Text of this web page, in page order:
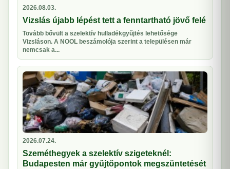
2026.08.03.
Vizslás újabb lépést tett a fenntartható jövő felé
Tovább bővült a szelektív hulladékgyűjtés lehetősége
Vizsláson. A NOOL beszámolója szerint a településen már
nemcsak a...
2026.07.24.
Szeméthegyek a szelektív szigeteknél:
Budapesten már gyűjtőpontok megszüntetését